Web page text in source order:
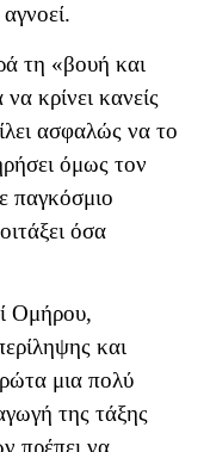
τη «βουή και
κρίνει κανείς
ασφαλώς να το
όμως τον
παγκόσμιο
όσα
Ομήρου,
και
μια πολύ
της τάξης
πρέπει να